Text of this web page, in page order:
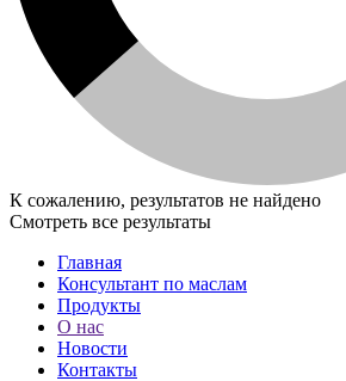
К сожалению, результатов не найдено
Смотреть все результаты
Главная
Консультант по маслам
Продукты
О нас
Новости
Контакты